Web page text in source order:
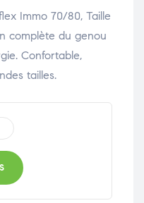
Immo 70/80, Taille
complète du genou
Confortable,
tailles.